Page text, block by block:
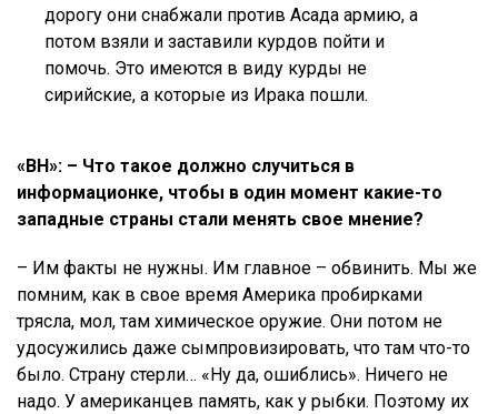
дорогу они снабжали против Асада армию, а
потом взяли и заставили курдов пойти и
помочь. Это имеются в виду курды не
сирийские, а которые из Ирака пошли.
«ВН»: – Что такое должно случиться в
информационке, чтобы в один момент какие-то
западные страны стали менять свое мнение?
– Им факты не нужны. Им главное – обвинить. Мы же
помним, как в свое время Америка пробирками
трясла, мол, там химическое оружие. Они потом не
удосужились даже сымпровизировать, что там что-то
было. Страну стерли… «Ну да, ошиблись». Ничего не
надо. У американцев память, как у рыбки. Поэтому их